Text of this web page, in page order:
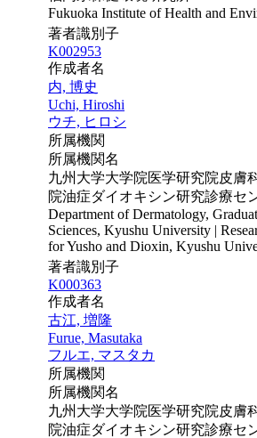
Fukuoka Institute of Health and
著者識別子
K002953
作成者名
内, 博史
Uchi, Hiroshi
ウチ, ヒロシ
所属機関
所属機関名
九州大学大学院医学研究院皮膚
院油症ダイオキシン研究診療セ
Department of Dermatology,
Sciences, Kyushu University |
for Yusho and Dioxin, Kyushu
著者識別子
K000363
作成者名
古江, 増隆
Furue, Masutaka
フルエ, マスタカ
所属機関
所属機関名
九州大学大学院医学研究院皮膚
院油症ダイオキシン研究診療セ